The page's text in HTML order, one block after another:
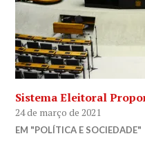
Sistema Eleitoral
24 de março de 2021
EM "POLÍTICA E SOCIEDADE"